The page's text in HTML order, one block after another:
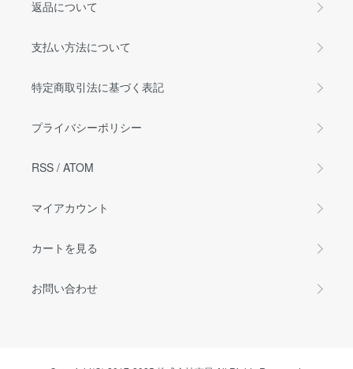
返品について
支払い方法について
特定商取引法に基づく表記
プライバシーポリシー
RSS / ATOM
マイアカウント
カートを見る
お問い合わせ